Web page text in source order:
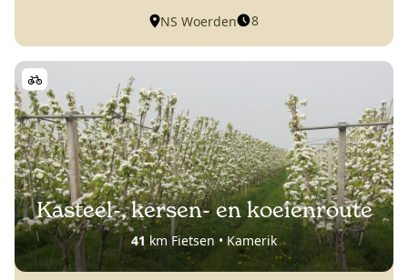
NS Woerden 8
Kasteel-, kersen- en koeienroute
41km Fietsen • Kamerik